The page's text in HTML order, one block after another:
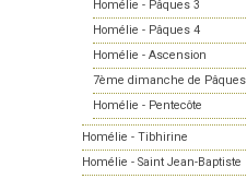
Homélie - Pâques 3
Homélie - Pâques 4
Homélie - Ascension
7ème dimanche de Pâques
Homélie - Pentecôte
Homélie - Tibhirine
Homélie - Saint Jean-Baptiste